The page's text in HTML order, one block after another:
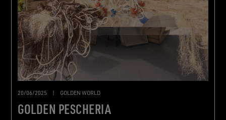
20/06/2025 | GOLDEN WORLD
GOLDEN PESCHERIA